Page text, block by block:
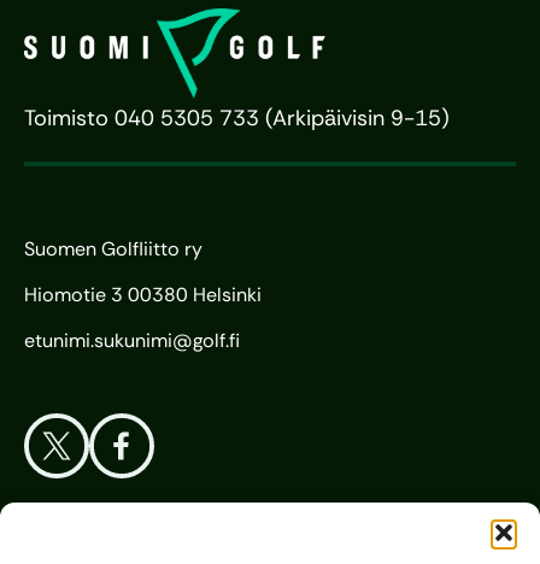
Toimisto 040 5305 733 (Arkipäivisin 9-15)
Suomen Golfliitto ry
Hiomotie 3 00380 Helsinki
etunimi.sukunimi@golf.fi